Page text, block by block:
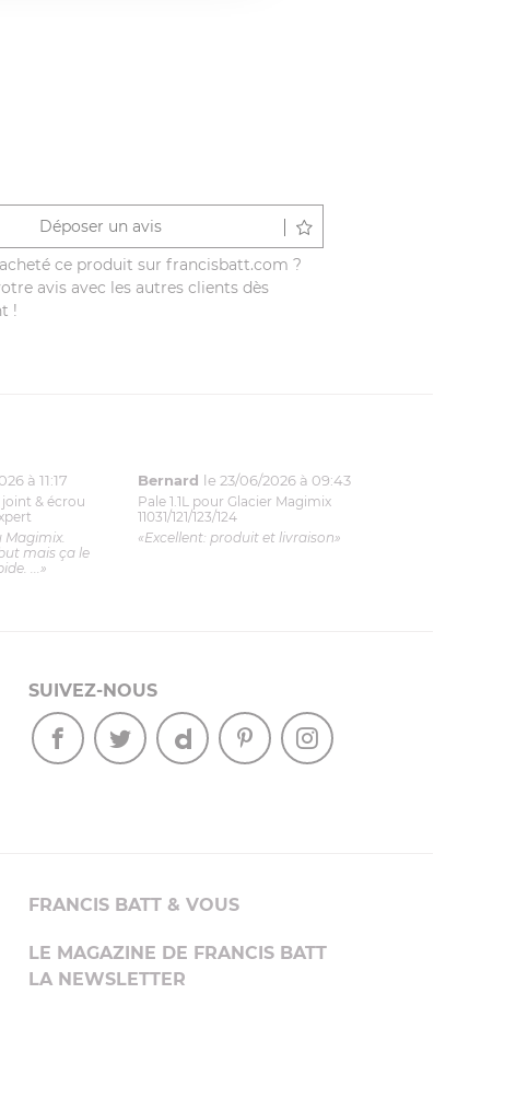
Déposer un avis
ce produit sur francisbatt.com ?
avis avec les autres clients dès
!
à 11:17
& écrou
Magimix.
mais ça le
...»
Bernard le 23/06/2026 à 09:43
Pale 1.1L pour Glacier Magimix
11031/121/123/124
«Excellent: produit et livraison»
SUIVEZ-NOUS
FRANCIS BATT & VOUS
LE MAGAZINE DE FRANCIS BATT
LA NEWSLETTER